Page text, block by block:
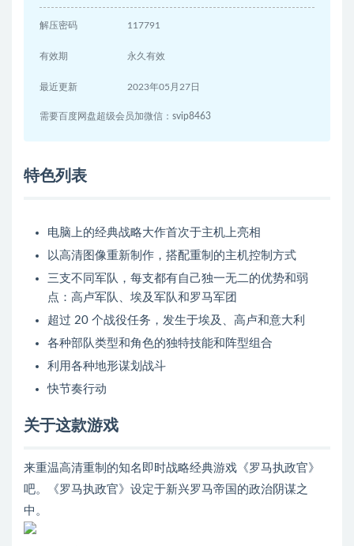
解压密码 117791
有效期 永久有效
最近更新 2023年05月27日
需要百度网盘超级会员加微信：svip8463
特色列表
电脑上的经典战略大作首次于主机上亮相
以高清图像重新制作，搭配重制的主机控制方式
三支不同军队，每支都有自己独一无二的优势和弱
点：高卢军队、埃及军队和罗马军团
超过 20 个战役任务，发生于埃及、高卢和意大利
各种部队类型和角色的独特技能和阵型组合
利用各种地形谋划战斗
快节奏行动
关于这款游戏
来重温高清重制的知名即时战略经典游戏《罗马执政官》
吧。《罗马执政官》设定于新兴罗马帝国的政治阴谋之
中。